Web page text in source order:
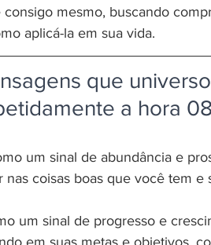
mesmo, buscando
aplicá-la em sua vida.
que
a hora
um sinal de abundância e
coisas boas que você tem e
um sinal de progresso e